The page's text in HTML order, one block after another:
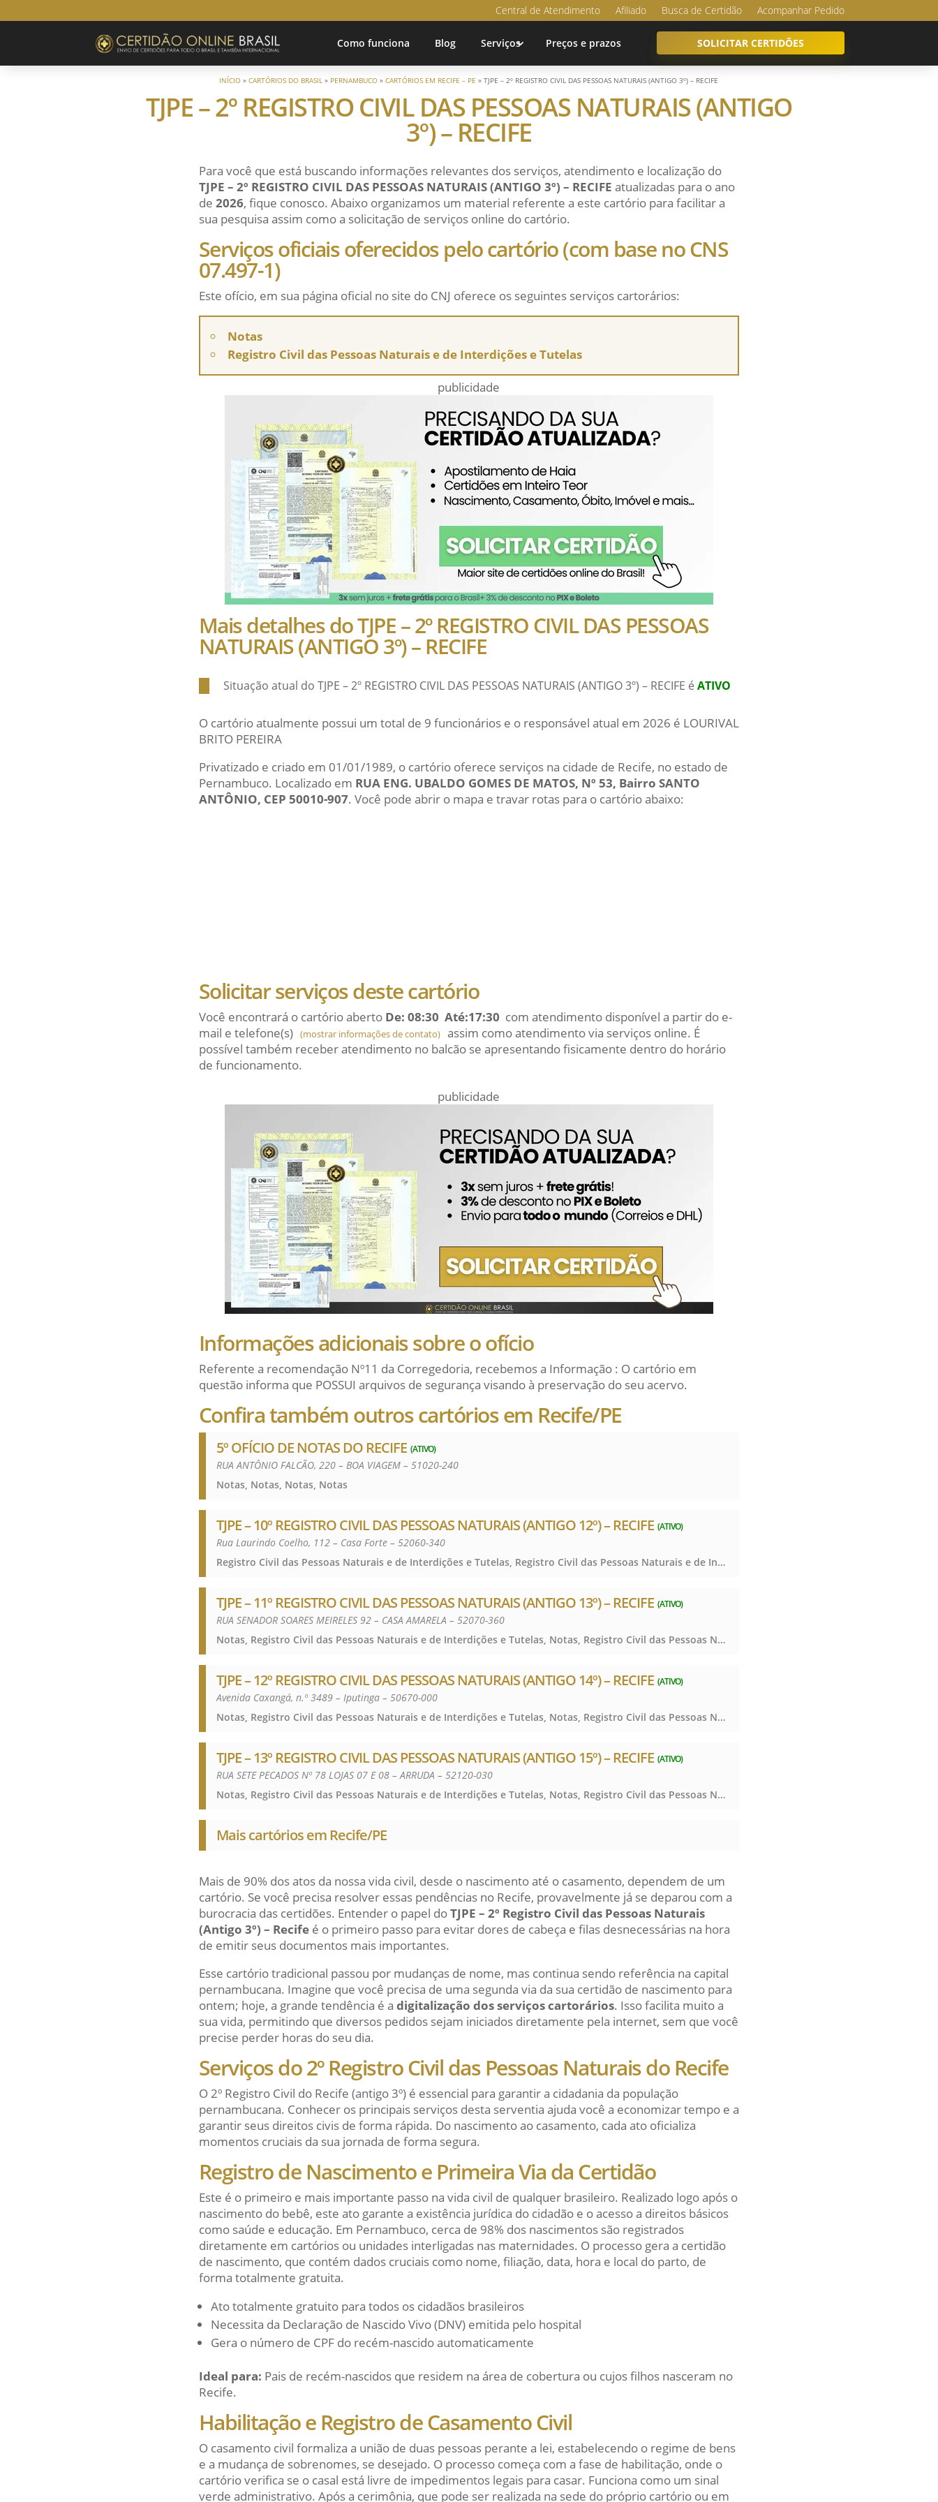
Central de Atendimento Afiliado Busca de Certidão Acompanhar Pedido
Como funciona Blog Serviços Preços e prazos SOLICITAR CERTIDÕES
INÍCIO »CARTÓRIOS DO BRASIL » PERNAMBUCO »CARTÓRIOS EM RECIFE – PE »TJPE – 2º REGISTRO CIVIL DAS PESSOAS NATURAIS (ANTIGO 3º) – RECIFE
TJPE – 2º REGISTRO CIVIL DAS PESSOAS NATURAIS (ANTIGO
3º) – RECIFE
Para você que está buscando informações relevantes dos serviços, atendimento e localização do
TJPE – 2º REGISTRO CIVIL DAS PESSOAS NATURAIS (ANTIGO 3º) – RECIFE atualizadas para o ano
de 2026, fique conosco. Abaixo organizamos um material referente a este cartório para facilitar a
sua pesquisa assim como a solicitação de serviços online do cartório.
Serviços oficiais oferecidos pelo cartório (com base no CNS
07.497-1)
Este ofício, em sua página oficial no site do CNJ oferece os seguintes serviços cartorários:
Notas
Registro Civil das Pessoas Naturais e de Interdições e Tutelas
publicidade
Mais detalhes do TJPE – 2º REGISTRO CIVIL DAS PESSOAS
NATURAIS (ANTIGO 3º) – RECIFE
Situação atual do TJPE – 2º REGISTRO CIVIL DAS PESSOAS NATURAIS (ANTIGO 3º) – RECIFE é ATIVO
O cartório atualmente possui um total de 9 funcionários e o responsável atual em 2026 é LOURIVAL
BRITO PEREIRA
Privatizado e criado em 01/01/1989, o cartório oferece serviços na cidade de Recife, no estado de
Pernambuco. Localizado em RUA ENG. UBALDO GOMES DE MATOS, Nº 53, Bairro SANTO
ANTÔNIO, CEP 50010-907. Você pode abrir o mapa e travar rotas para o cartório abaixo:
Solicitar serviços deste cartório
Você encontrará o cartório aberto De: 08:30 Até:17:30 com atendimento disponível a partir do e-
mail e telefone(s) (mostrar informações de contato) assim como atendimento via serviços online. É
possível também receber atendimento no balcão se apresentando fisicamente dentro do horário
de funcionamento.
publicidade
Informações adicionais sobre o ofício
Referente a recomendação Nº11 da Corregedoria, recebemos a Informação : O cartório em
questão informa que POSSUI arquivos de segurança visando à preservação do seu acervo.
Confira também outros cartórios em Recife/PE
5º OFÍCIO DE NOTAS DO RECIFE (ATIVO)
RUA ANTÔNIO FALCÃO, 220 – BOA VIAGEM – 51020-240
Notas, Notas, Notas, Notas
TJPE – 10º REGISTRO CIVIL DAS PESSOAS NATURAIS (ANTIGO 12º) – RECIFE (ATIVO)
Rua Laurindo Coelho, 112 – Casa Forte – 52060-340
Registro Civil das Pessoas Naturais e de Interdições e Tutelas, Registro Civil das Pessoas Naturais e de Interdições e Tutelas, Registro Civil das Pessoas Naturais e de Interdições e Tutelas, Registro Civil das Pessoas Naturais e de Interdições e Tutelas
TJPE – 11º REGISTRO CIVIL DAS PESSOAS NATURAIS (ANTIGO 13º) – RECIFE (ATIVO)
RUA SENADOR SOARES MEIRELES 92 – CASA AMARELA – 52070-360
Notas, Registro Civil das Pessoas Naturais e de Interdições e Tutelas, Notas, Registro Civil das Pessoas Naturais e de Interdições e Tutelas, Notas, Registro Civil das Pessoas Naturais e de Interdições e Tutelas, Notas, Registro Civil das Pessoas Naturais e de Interdições e Tutelas
TJPE – 12º REGISTRO CIVIL DAS PESSOAS NATURAIS (ANTIGO 14º) – RECIFE (ATIVO)
Avenida Caxangá, n.º 3489 – Iputinga – 50670-000
Notas, Registro Civil das Pessoas Naturais e de Interdições e Tutelas, Notas, Registro Civil das Pessoas Naturais e de Interdições e Tutelas, Notas, Registro Civil das Pessoas Naturais e de Interdições e Tutelas, Notas, Registro Civil das Pessoas Naturais e de Interdições e Tutelas
TJPE – 13º REGISTRO CIVIL DAS PESSOAS NATURAIS (ANTIGO 15º) – RECIFE (ATIVO)
RUA SETE PECADOS Nº 78 LOJAS 07 E 08 – ARRUDA – 52120-030
Notas, Registro Civil das Pessoas Naturais e de Interdições e Tutelas, Notas, Registro Civil das Pessoas Naturais e de Interdições e Tutelas, Notas, Registro Civil das Pessoas Naturais e de Interdições e Tutelas, Notas, Registro Civil das Pessoas Naturais e de Interdições e Tutelas
Mais cartórios em Recife/PE
Mais de 90% dos atos da nossa vida civil, desde o nascimento até o casamento, dependem de um
cartório. Se você precisa resolver essas pendências no Recife, provavelmente já se deparou com a
burocracia das certidões. Entender o papel doTJPE – 2º Registro Civil das Pessoas Naturais
(Antigo 3º) – Recifeé o primeiro passo para evitar dores de cabeça e filas desnecessárias na hora
de emitir seus documentos mais importantes.
Esse cartório tradicional passou por mudanças de nome, mas continua sendo referência na capital
pernambucana. Imagine que você precisa de uma segunda via da sua certidão de nascimento para
ontem; hoje, a grande tendência é a digitalização dos serviços cartorários. Isso facilita muito a
sua vida, permitindo que diversos pedidos sejam iniciados diretamente pela internet, sem que você
precise perder horas do seu dia.
Serviços do 2º Registro Civil das Pessoas Naturais do Recife
O 2º Registro Civil do Recife (antigo 3º) é essencial para garantir a cidadania da população
pernambucana. Conhecer os principais serviços desta serventia ajuda você a economizar tempo e a
garantir seus direitos civis de forma rápida. Do nascimento ao casamento, cada ato oficializa
momentos cruciais da sua jornada de forma segura.
Registro de Nascimento e Primeira Via da Certidão
Este é o primeiro e mais importante passo na vida civil de qualquer brasileiro. Realizado logo após o
nascimento do bebê, este ato garante a existência jurídica do cidadão e o acesso a direitos básicos
como saúde e educação. Em Pernambuco, cerca de 98% dos nascimentos são registrados
diretamente em cartórios ou unidades interligadas nas maternidades. O processo gera a certidão
de nascimento, que contém dados cruciais como nome, filiação, data, hora e local do parto, de
forma totalmente gratuita.
Ato totalmente gratuito para todos os cidadãos brasileiros
Necessita da Declaração de Nascido Vivo (DNV) emitida pelo hospital
Gera o número de CPF do recém-nascido automaticamente
Ideal para: Pais de recém-nascidos que residem na área de cobertura ou cujos filhos nasceram no
Recife.
Habilitação e Registro de Casamento Civil
O casamento civil formaliza a união de duas pessoas perante a lei, estabelecendo o regime de bens
e a mudança de sobrenomes, se desejado. O processo começa com a fase de habilitação, onde o
cartório verifica se o casal está livre de impedimentos legais para casar. Funciona como um sinal
verde administrativo. Após a cerimônia, que pode ser realizada na sede do próprio cartório ou em